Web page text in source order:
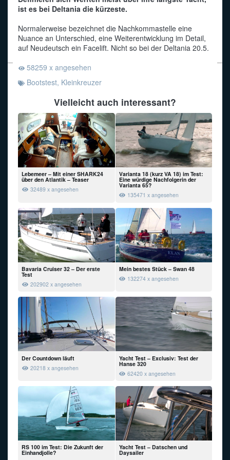
ist es bei Deltania die kürzeste.
Normalerweise bezeichnet die Nachkommastelle eine
Nuance an Unterschied, eine Weiterentwicklung im Detail,
auf Neudeutsch ein Facelift. Nicht so bei der Deltania 20.5.
58259 x angesehen
Bootstest, Kleinkreuzer
Vielleicht auch interessant?
Lebemeer – Mit einer SHARK24
über den Atlantik – Teaser
32489 x angesehen
Varianta 18 (kurz VA 18) im Test:
Eine würdige Nachfolgerin der
Varianta 65?
135471 x angesehen
Bavaria Cruiser 32 – Der erste
Test
202902 x angesehen
Mein bestes Stück – Swan 48
132274 x angesehen
Der Countdown läuft
20218 x angesehen
Yacht Test – Exclusiv: Test der
Hanse 320
62420 x angesehen
RS 100 im Test: Die Zukunft der
Einhandjolle?
Yacht Test – Datschen und
Daysailer